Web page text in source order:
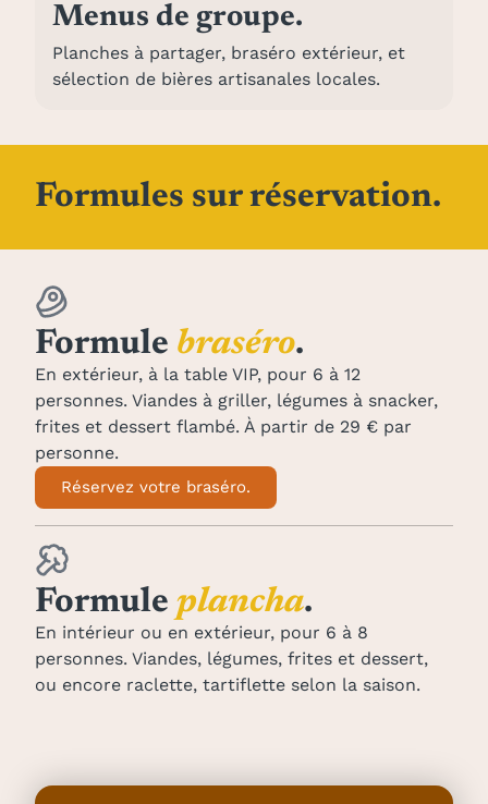
Menus de groupe.
Planches à partager, braséro extérieur, et
sélection de bières artisanales locales.
Formules sur réservation.
Formule braséro.
En extérieur, à la table VIP, pour 6 à 12
personnes. Viandes à griller, légumes à snacker,
frites et dessert flambé. À partir de 29 € par
personne.
Réservez votre braséro.
Formule plancha.
En intérieur ou en extérieur, pour 6 à 8
personnes. Viandes, légumes, frites et dessert,
ou encore raclette, tartiflette selon la saison.